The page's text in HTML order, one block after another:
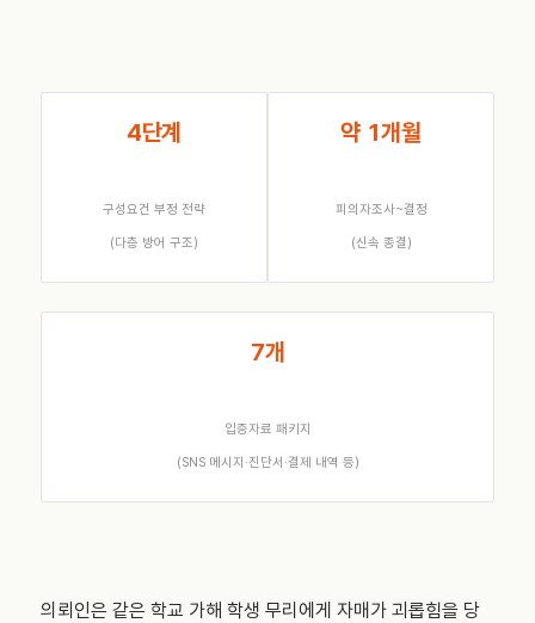
4단계
구성요건 부정 전략
(다층 방어 구조)
약 1개월
피의자조사~결정
(신속 종결)
7개
입증자료 패키지
(SNS 메시지·진단서·결제 내역 등)
의뢰인은 같은 학교 가해 학생 무리에게 자매가 괴롭힘을 당